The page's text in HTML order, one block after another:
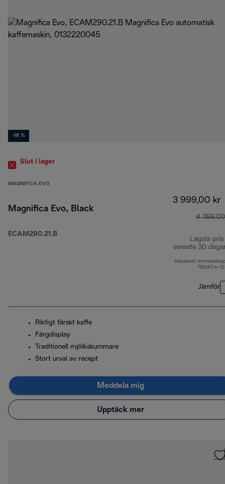
-18 %
Slut i lager
MAGNIFICA EVO
Magnifica Evo, Black
ECAM290.21.B
3 999,00 kr
4
Lägsta pris
senaste 30
Inkluderat
799,80 kr
Jämför
Riktigt färskt kaffe
Färgdisplay
Traditionell mjölkskummare
Stort urval av recept
Meddela mig
Upptäck mer